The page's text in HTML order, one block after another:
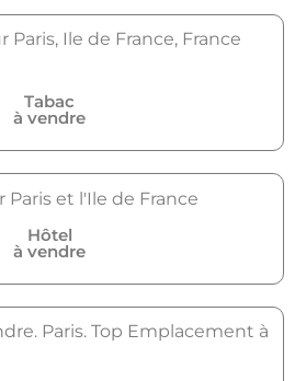
Tabac
à vendre
Hôtel
à vendre